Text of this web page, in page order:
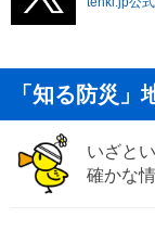
「知る防災」
いざと
確かな